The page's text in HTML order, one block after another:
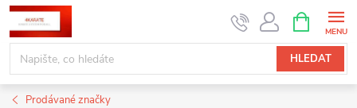
Přejít
na
obsah
HLEDAT
NÁKUPNÍ
KOŠÍK
Prodávané značky